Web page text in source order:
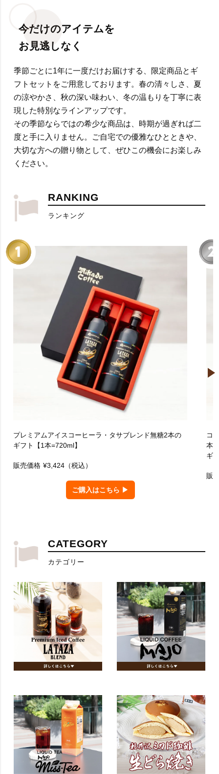
今だけのアイテムを
お見逃しなく
季節ごとに1年に一度だけお届けする、限定商品とギ
フトセットをご用意しております。春の清々しさ、夏
の涼やかさ、秋の深い味わい、冬の温もりを丁寧に表
現した特別なラインアップです。
その季節ならではの希少な商品は、時期が過ぎれば二
度と手に入りません。ご自宅での優雅なひとときや、
大切な方への贈り物として、ぜひこの機会にお楽しみ
ください。
RANKING
ランキング
プレミアムアイスコーヒーラ・タサブレンド無糖2本の
ギフト【1本=720ml】
販売価格 ¥3,424 （税込）
ご購入はこちら ▶
コ
本
ギ
販
CATEGORY
カテゴリー